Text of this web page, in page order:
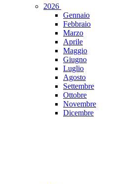
2026
Gennaio
Febbraio
Marzo
Aprile
Maggio
Giugno
Luglio
Agosto
Settembre
Ottobre
Novembre
Dicembre